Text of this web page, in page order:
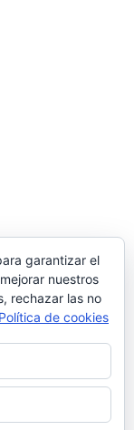
WordPress
garantizar el
nuestros
rechazar las no
Política de cookies